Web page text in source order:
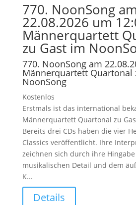
770. NoonSong am
22.08.2026 um
Männerquartett
zu Gast im
770. NoonSong am
Männerquartett Quartonal
NoonSong
Kostenlos
Erstmals ist das international
Männerquartett Quartonal zu
Bereits drei CDs haben die vier
Classics veröffentlicht. Ihre
zeichnen sich durch ihre
musikalischen Detail und dem
K...
Details